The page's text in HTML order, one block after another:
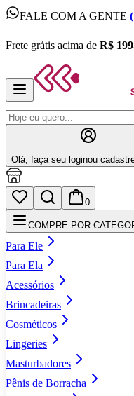
FALE COM A GENTE
Frete grátis acima de R$
Olá, faça seu loginou
0
COMPRE POR
Para Ele
Para Ela
Acessórios
Brincadeiras
Cosméticos
Lingeries
Masturbadores
Pênis de Borracha